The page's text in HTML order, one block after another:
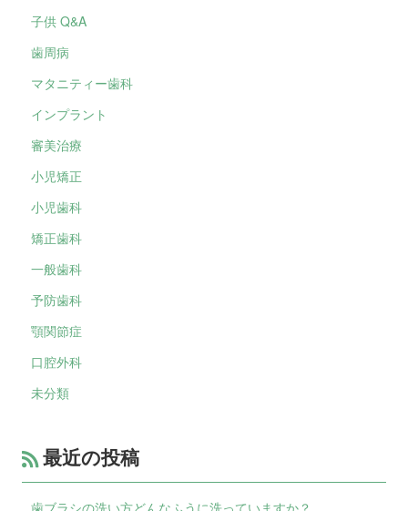
子供 Q&A
歯周病
マタニティー歯科
インプラント
審美治療
小児矯正
小児歯科
矯正歯科
一般歯科
予防歯科
顎関節症
口腔外科
未分類
最近の投稿
歯ブラシの洗い方どんなふうに洗っていますか？